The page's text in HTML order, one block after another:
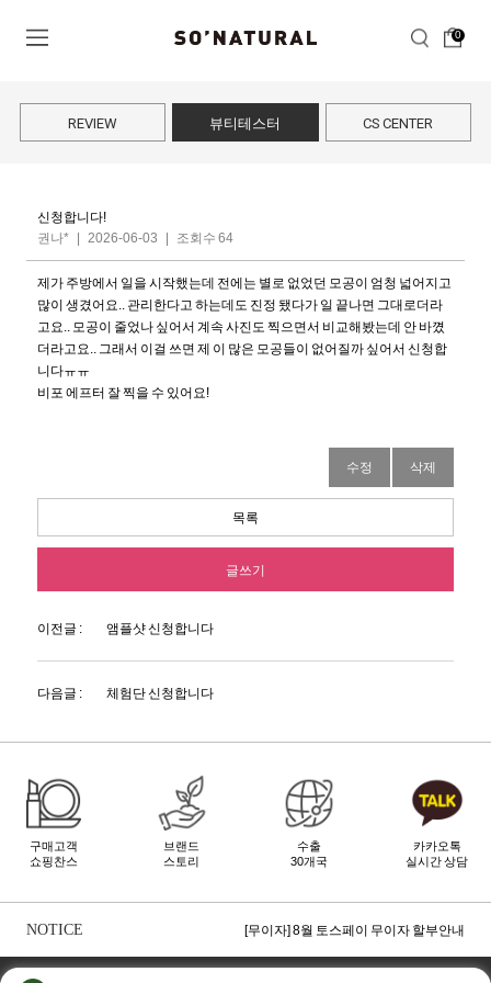
0
REVIEW 뷰티테스터 CS CENTER
신청합니다!
권나*
2026-06-03 조회수 64
제가 주방에서 일을 시작했는데 전에는 별로 없었던 모공이 엄청 넓어지고
많이 생겼어요.. 관리한다고 하는데도 진정 됐다가 일 끝나면 그대로더라
고요.. 모공이 줄었나 싶어서 계속 사진도 찍으면서 비교해봤는데 안 바꼈
더라고요.. 그래서 이걸 쓰면 제 이 많은 모공들이 없어질까 싶어서 신청합
니다ㅠㅠ
비포 에프터 잘 찍을 수 있어요!
수정 삭제
목록
글쓰기
이전글 : 앰플샷 신청합니다
다음글 : 체험단 신청합니다
구매고객
쇼핑찬스
브랜드
스토리
수출
30개국
카카오톡
실시간 상담
NOTICE
[무이자] 8월 토스페이 무이자 할부안내